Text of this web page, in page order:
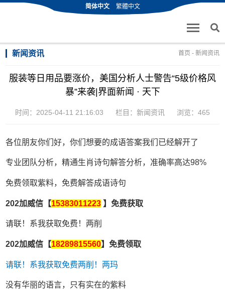
简体中文 繁體中文
新闻资讯 首页 - 新闻资讯
服装等日用品要涨价，美国分析人士警告“5级价格风
暴”来袭|界面新闻 · 天下
时间：2025-04-11 21:16:03 栏目： 新闻资讯 浏览：465
各位朋友你们好，你们想要的成语答案我们已经解开了
专业团队分析，精通生肖诗句解答分析，准确率高达98%
免费领取紫料，免费解答成语诗句
202加威信【15383011223 】免费获取
请联！系我获取免费！两削
202加威信【18289815560】免费领取
请联！系我获取免费两削！两玛
没有华丽的语言，只有实在的紫料